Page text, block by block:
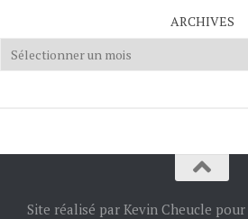
ARCHIVES
Archives
Site réalisé par Kevin Cheucle